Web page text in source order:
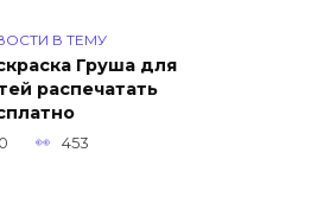
В ТЕМУ
Груша для
распечатать
0 453